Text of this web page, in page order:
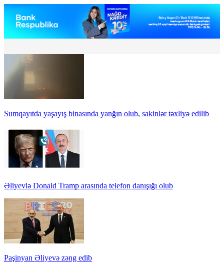
Sumqayıtda yaşayış binasında yanğın olub, sakinlər təxliyə edilib
Əliyevlə Donald Tramp arasında telefon danışığı olub
Paşinyan Əliyevə zəng edib